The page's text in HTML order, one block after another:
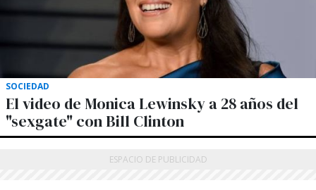
SOCIEDAD
El video de Monica Lewinsky a 28 años del
"sexgate" con Bill Clinton